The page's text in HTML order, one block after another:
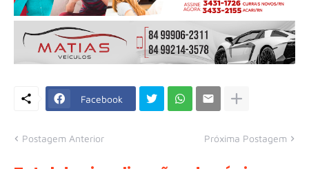
Facebook
Postagem Anterior Próxima Postagem